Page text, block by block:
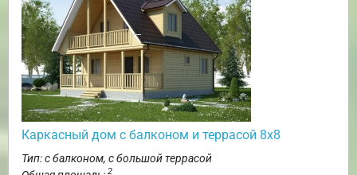
Каркасный дом с балконом и террасой 8х8
Тип: с балконом, с большой террасой
2